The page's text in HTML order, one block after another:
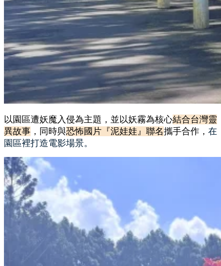
以園區遭妖魔入侵為主題，並以妖霧為核心結合台灣靈
異故事 ，同時與恐怖國片『泥娃娃』聯名攜手合作， 在
園區裡打造電影場景。